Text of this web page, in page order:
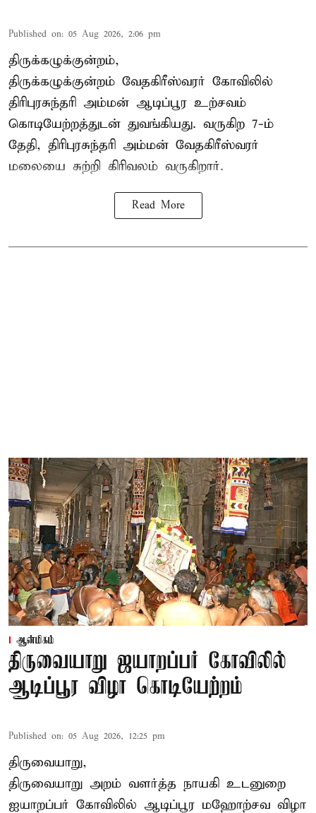
Published on: 05 Aug 2026, 2:06 pm
திருக்கழுக்குன்றம்,
திருக்கழுக்குன்றம் வேதகிரீஸ்வரர் கோவிலில்
திரிபுரசுந்தரி அம்மன் ஆடிப்பூர உற்சவம்
கொடியேற்றத்துடன் துவங்கியது. வருகிற 7-ம்
தேதி, திரிபுரசுந்தரி அம்மன் வேதகிரீஸ்வரர்
மலையை சுற்றி கிரிவலம் வருகிறார்.
Read More
ஆன்மிகம்
திருவையாறு ஜயாறப்பர் கோவிலில்
ஆடிப்பூர விழா கொடியேற்றம்
Published on: 05 Aug 2026, 12:25 pm
திருவையாறு,
திருவையாறு அறம் வளர்த்த நாயகி உடனுறை
ஐயாறப்பர் கோவிலில் ஆடிப்பூர மஹோற்சவ விழா